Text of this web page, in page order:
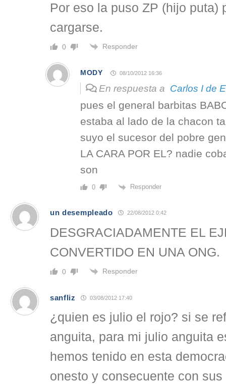
Por eso la puso ZP (hijo puta)
cargarse.
0 Responder
MODY 08/10/2012 16:36
En respuesta a Carlos I de
pues el general barbitas
estaba al lado de la chacon
suyo el sucesor del pobre
LA CARA POR EL? nadie
son
0 Responder
un desempleado 22/08/2012 0:42
DESGRACIADAMENTE EL
CONVERTIDO EN UNA ONG.
0 Responder
sanfliz 03/08/2012 17:40
¿quien es julio el rojo? si se
anguita, para mi julio anguita
hemos tenido en esta
onesto y consecuente con